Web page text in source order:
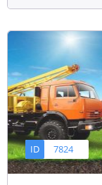
ID 7824